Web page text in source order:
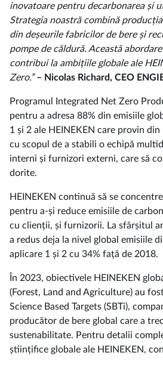
inovatoare pentru decarbonarea și
Strategia noastră combină
din deșeurile fabricilor de bere și
pompe de căldură. Această
contribui la ambițiile globale ale
Zero.”– Nicolas Richard, CEO
Programul Integrated Net Zero
pentru a adresa 88% din emisiile
1 și 2 ale HEINEKEN care provin
cu scopul de a stabili o echipă
interni și furnizori externi, care să
dorite.
HEINEKEN continuă să se
pentru a-și reduce emisiile de
cu clienții, și furnizorii. La sfârșitul
a redus deja la nivel global emisiile
aplicare 1 și 2 cu 34% față de 2018.
În 2023, obiectivele HEINEKEN
(Forest, Land and Agriculture) au
Science Based Targets (SBTi),
producător de bere global care a
sustenabilitate. Pentru detalii
științifice globale ale HEINEKEN,